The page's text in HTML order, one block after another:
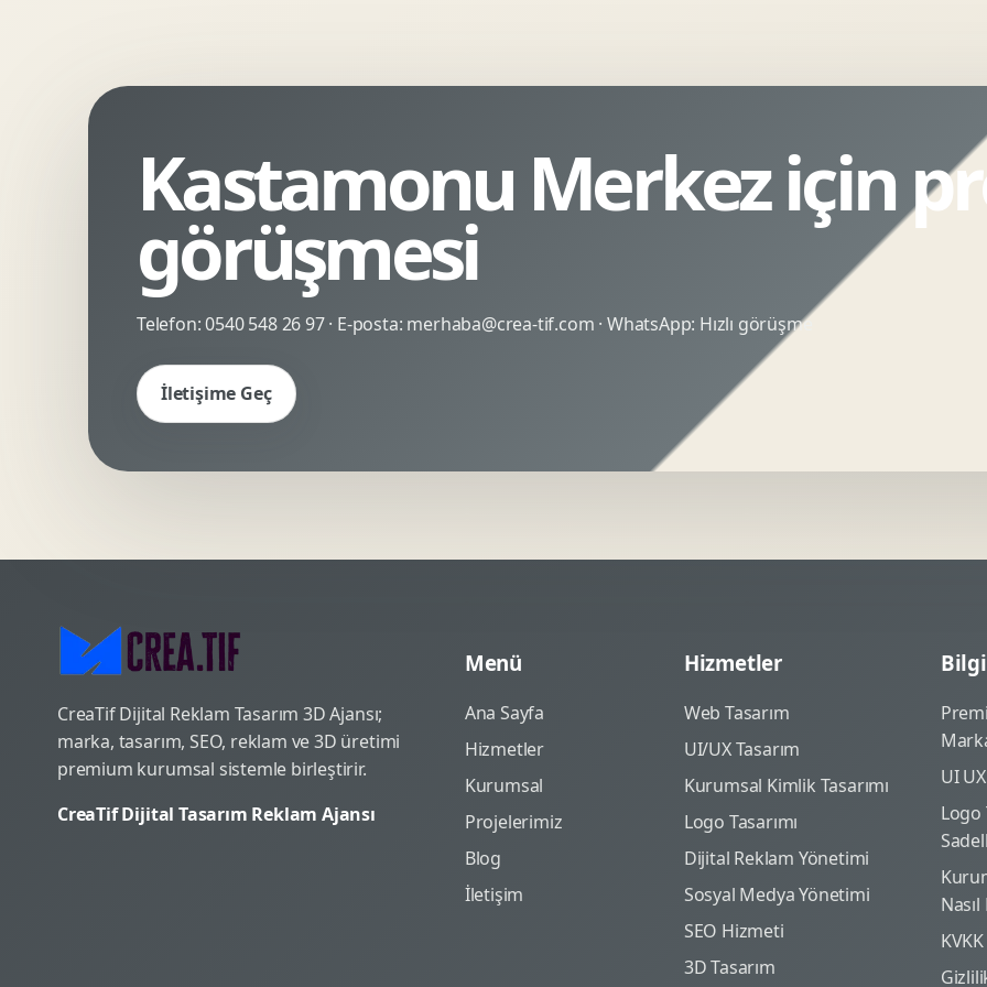
Kastamonu Merkez için
görüşmesi
Telefon:0540 548 26 97· E-posta: merhaba@crea-tif.com · WhatsApp: Hızlı görüşme
İletişime Geç
CreaTif Dijital Reklam Tasarım 3D Ajansı;
marka, tasarım, SEO, reklam ve 3D üretimi
premium kurumsal sistemle birleştirir.
CreaTif Dijital Tasarım Reklam Ajansı
Menü
Ana Sayfa
Hizmetler
Kurumsal
Projelerimiz
Blog
İletişim
Hizmetler
Web Tasarım
UI/UX Tasarım
Kurumsal Kimlik Tasarımı
Logo Tasarımı
Dijital Reklam Yönetimi
Sosyal Medya Yönetimi
SEO Hizmeti
3D Tasarım
Bilgi
UI
Logo
KVKK